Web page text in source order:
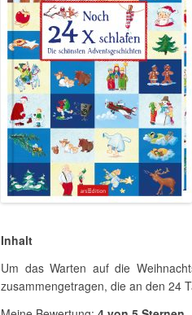
Inhalt
Um das Warten auf die
zusammengetragen, die an den 24